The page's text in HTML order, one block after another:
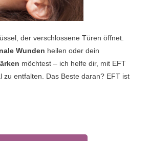
der verschlossene Türen öffnet.
Wunden heilen oder dein
möchtest – ich helfe dir, mit EFT
zu entfalten. Das Beste daran? EFT ist